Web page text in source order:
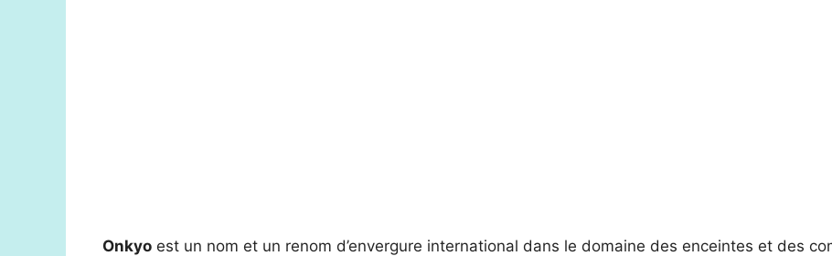
Onkyo est un nom et un renom d’envergure international dans le domaine des enceintes et des